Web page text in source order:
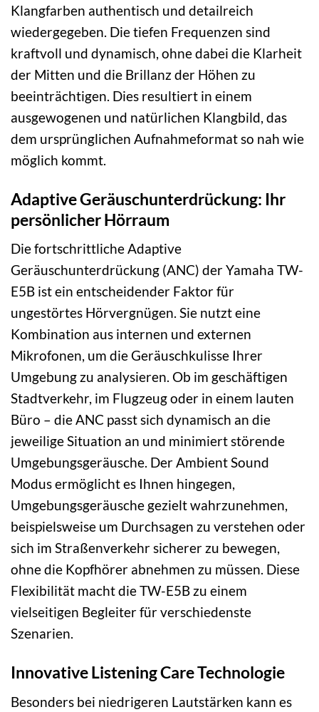
Klangfarben authentisch und detailreich
wiedergegeben. Die tiefen Frequenzen sind
kraftvoll und dynamisch, ohne dabei die Klarheit
der Mitten und die Brillanz der Höhen zu
beeinträchtigen. Dies resultiert in einem
ausgewogenen und natürlichen Klangbild, das
dem ursprünglichen Aufnahmeformat so nah wie
möglich kommt.
Adaptive Geräuschunterdrückung: Ihr
persönlicher Hörraum
Die fortschrittliche Adaptive
Geräuschunterdrückung (ANC) der Yamaha TW-
E5B ist ein entscheidender Faktor für
ungestörtes Hörvergnügen. Sie nutzt eine
Kombination aus internen und externen
Mikrofonen, um die Geräuschkulisse Ihrer
Umgebung zu analysieren. Ob im geschäftigen
Stadtverkehr, im Flugzeug oder in einem lauten
Büro – die ANC passt sich dynamisch an die
jeweilige Situation an und minimiert störende
Umgebungsgeräusche. Der Ambient Sound
Modus ermöglicht es Ihnen hingegen,
Umgebungsgeräusche gezielt wahrzunehmen,
beispielsweise um Durchsagen zu verstehen oder
sich im Straßenverkehr sicherer zu bewegen,
ohne die Kopfhörer abnehmen zu müssen. Diese
Flexibilität macht die TW-E5B zu einem
vielseitigen Begleiter für verschiedenste
Szenarien.
Innovative Listening Care Technologie
Besonders bei niedrigeren Lautstärken kann es